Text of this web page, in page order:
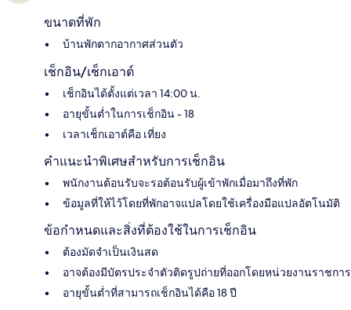
ขนาดที่พัก
บ้านพักตากอากาศส่วนตัว
เช็กอิน/เช็กเอาต์
เช็กอินได้ตั้งแต่เวลา 14:00 น.
อายุขั้นต่ำในการเช็กอิน - 18
เวลาเช็กเอาต์คือ เที่ยง
คำแนะนำพิเศษสำหรับการเช็กอิน
พนักงานต้อนรับจะรอต้อนรับผู้เข้าพักเมื่อมาถึงที่พัก
ข้อมูลที่ให้ไว้โดยที่พักอาจแปลโดยใช้เครื่องมือแปลอัตโนมัติ
ข้อกำหนดและสิ่งที่ต้องใช้ในการเช็กอิน
ต้องมัดจำเป็นเงินสด
อาจต้องมีบัตรประจำตัวติดรูปถ่ายที่ออกโดยหน่วยงานราชการ
อายุขั้นต่ำที่สามารถเช็กอินได้คือ 18 ปี